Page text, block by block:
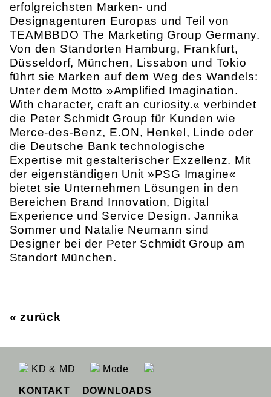
erfolgreichsten Marken- und
Designagenturen Europas und Teil von
TEAMBBDO The Marketing Group Germany.
Von den Standorten Hamburg, Frankfurt,
Düsseldorf, München, Lissabon und Tokio
führt sie Marken auf dem Weg des Wandels:
Unter dem Motto »Amplified Imagination.
With character, craft an curiosity.« verbindet
die Peter Schmidt Group für Kunden wie
Merce-des-Benz, E.ON, Henkel, Linde oder
die Deutsche Bank technologische
Expertise mit gestalterischer Exzellenz. Mit
der eigenständigen Unit »PSG Imagine«
bietet sie Unter­nehmen Lösungen in den
Bereichen Brand Innovation, Digital
Experience und Service Design. Jannika
Sommer und Natalie Neumann sind
Designer bei der Peter Schmidt Group am
Standort München.
« zurück
KD & MD Mode
KONTAKT DOWNLOADS